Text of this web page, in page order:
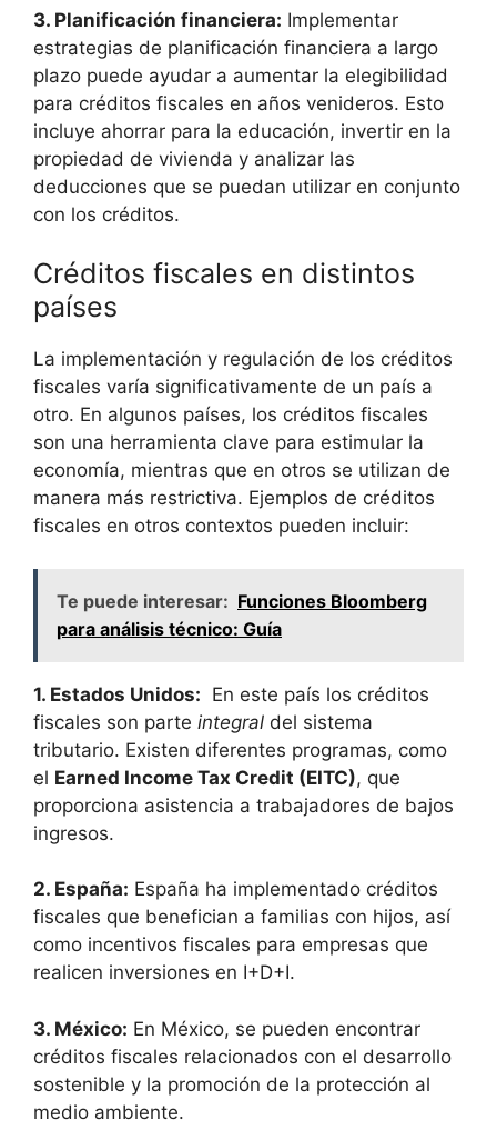
3. Planificación financiera: Implementar
estrategias de planificación financiera a largo
plazo puede ayudar a aumentar la​ elegibilidad
para créditos fiscales en años venideros. Esto
incluye​ ahorrar para la educación, invertir en la
propiedad de vivienda y ​analizar las
deducciones que‍ se ‌puedan utilizar en conjunto​
con los créditos.
Créditos fiscales en ⁤distintos
⁣países
La implementación ⁤y ‍regulación de los créditos
fiscales varía significativamente de ⁣un país a
‍otro. En algunos ‌países, los‌ créditos fiscales
son una herramienta clave para ⁢estimular​ la
economía, mientras ​que en otros se utilizan de
manera más restrictiva. Ejemplos de créditos
fiscales en otros contextos pueden‍ incluir:
Te puede interesar: Funciones Bloomberg
para análisis técnico: Guía
1. Estados Unidos: ⁤ En este país ⁢los créditos
⁢fiscales son parte integral del⁤ sistema
⁣tributario. Existen diferentes programas,​ como
el Earned⁤ Income ‍Tax Credit ⁢(EITC), que
proporciona asistencia a ‌trabajadores de ⁢bajos
‍ingresos.
2.⁤ España: ⁣España ha implementado ‍créditos
fiscales que benefician a familias ⁣con hijos, así
como incentivos⁣ fiscales para empresas‍ que​
realicen inversiones en I+D+I.
3. México: En México, se ⁣pueden encontrar
créditos fiscales relacionados con el desarrollo
‍sostenible y la promoción ⁣de la ⁤protección al ​
medio ​ambiente.